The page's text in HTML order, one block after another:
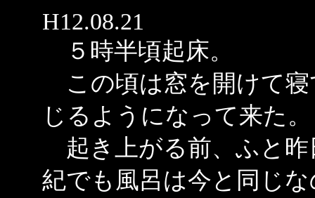
H12.08.21
５時半頃起床。
この頃は窓を開けて寝
じるようになって来た。
起き上がる前、ふと昨
紀でも風呂は今と同